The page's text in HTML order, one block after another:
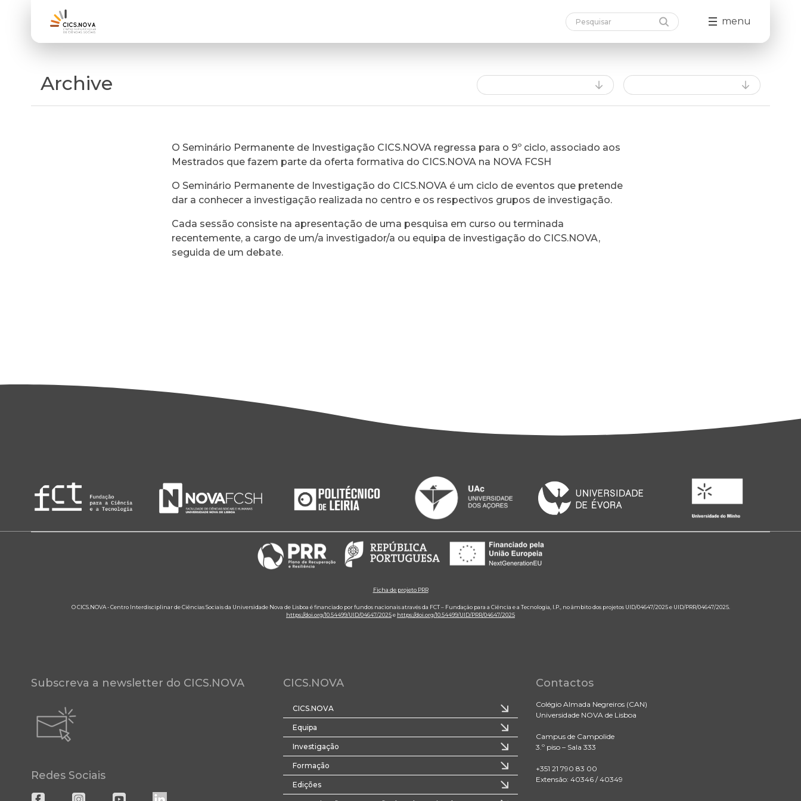
menu
Archive
O Seminário Permanente de Investigação CICS.NOVA regressa para o 9º ciclo, associado aos
Mestrados que fazem parte da oferta formativa do CICS.NOVA na NOVA FCSH
O Seminário Permanente de Investigação do CICS.NOVA é um ciclo de eventos que pretende
dar a conhecer a investigação realizada no centro e os respectivos grupos de investigação.
Cada sessão consiste na apresentação de uma pesquisa em curso ou terminada
recentemente, a cargo de um/a investigador/a ou equipa de investigação do CICS.NOVA,
seguida de um debate.
Ficha de projeto PRR
O CICS.NOVA - Centro Interdisciplinar de Ciências Sociais da Universidade Nova de Lisboa é financiado por fundos nacionais através da FCT – Fundação para a Ciência e a Tecnologia, I.P., no âmbito dos projetos UID/04647/2025 e UID/PRR/04647/2025.
https://doi.org/10.54499/UID/04647/2025e https://doi.org/10.54499/UID/PRR/04647/2025
Subscreva a newsletter do CICS.NOVA
Redes Sociais
CICS.NOVA
CICS.NOVA
Equipa
Investigação
Formação
Edições
Contactos
Colégio Almada Negreiros (CAN)
Universidade NOVA de Lisboa
Campus de Campolide
3.º piso – Sala 333
+351 21 790 83 00
Extensão: 40346 / 40349